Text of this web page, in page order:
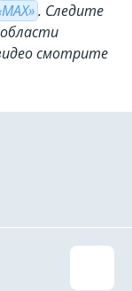
. Cледите
смотрите